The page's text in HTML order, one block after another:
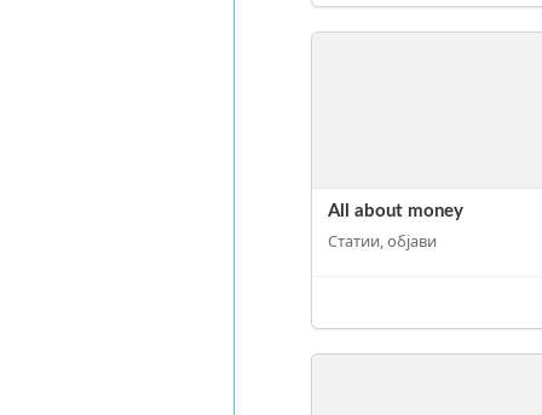
All about money
Статии, објави